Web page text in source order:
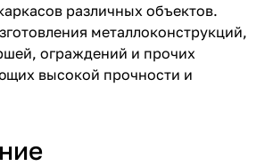
различных объектов.
металлоконструкций,
ограждений и прочих
высокой прочности и